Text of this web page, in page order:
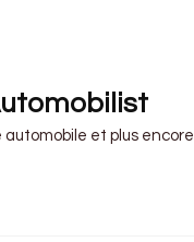
et plus encore